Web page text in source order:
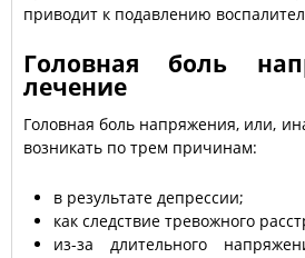
приводит к подавлению
Головная боль
лечение
Головная боль напряжения, или,
возникать по трем причинам:
в результате депрессии;
как следствие тревожного
из-за длительного